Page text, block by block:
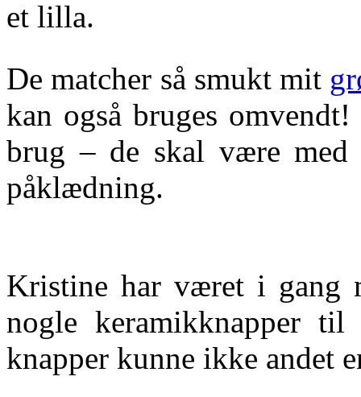
et lilla.
De matcher så smukt mit
kan også bruges
brug – de skal være
påklædning.
Kristine har været i gang
nogle keramikknapper
knapper kunne ikke